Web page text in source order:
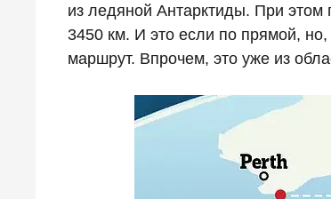
из ледяной Антарктиды. При
3450 км. И это если по прямой,
маршрут. Впрочем, это уже из